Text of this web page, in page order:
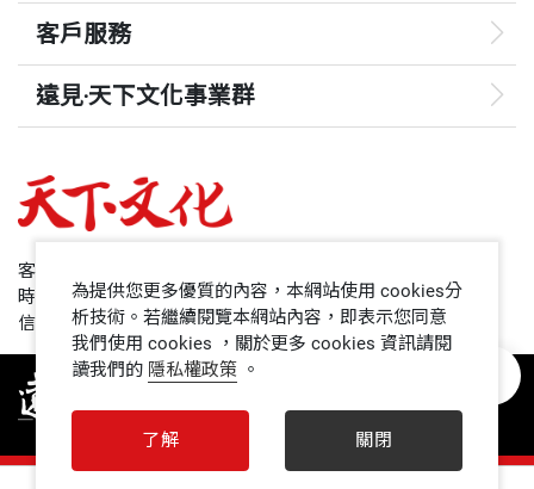
客戶服務
遠見‧天下文化事業群
哈佛商業評論
領導影響力學院
1號課堂
客服專線：+886 2 2662-0012
時間：週一~週五9:00~12:30;13:30~17:00
信箱：service@cwgv.com.tw
為提供您更多優質的內容，本網站使用 cookies分
析技術。若繼續閱覽本網站內容，即表示您同意
我們使用 cookies ，關於更多 cookies 資訊請閱
讀我們的 隱私權政策 。
了解 關閉